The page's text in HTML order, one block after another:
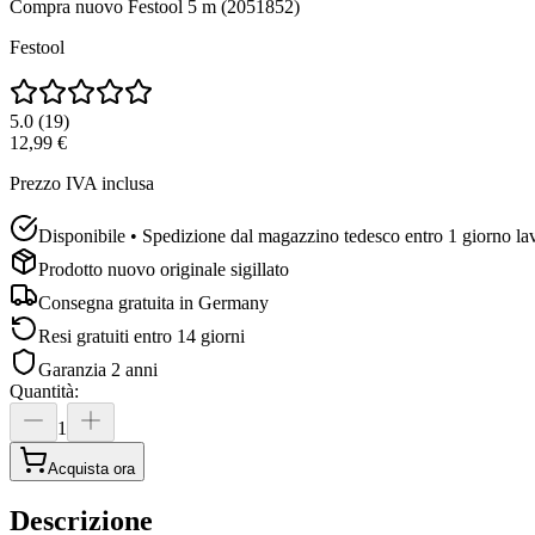
Compra nuovo Festool 5 m (2051852)
Festool
5.0 (19)
12,99 €
Prezzo IVA inclusa
Disponibile • Spedizione dal magazzino tedesco entro 1 giorno
Prodotto nuovo originale sigillato
Consegna gratuita in Germany
Resi gratuiti entro 14 giorni
Garanzia 2 anni
Quantità:
1
Acquista ora
Descrizione